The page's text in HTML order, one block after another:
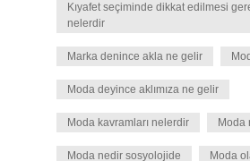
Kıyafet seçiminde dikkat edilmesi
nelerdir
Marka denince akla ne gelir
Moda deyince aklımıza ne gelir
Moda kavramları nelerdir Moda
Moda nedir sosyolojide Moda